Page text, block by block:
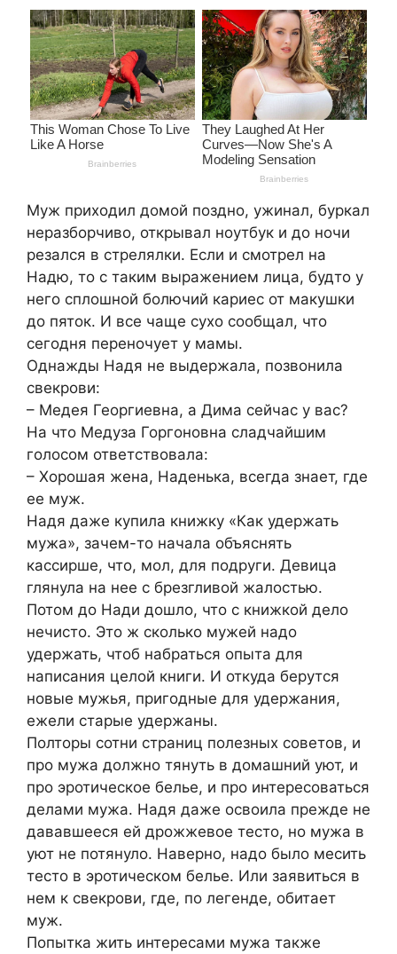
Муж приходил домой поздно, ужинал, буркал
неразборчиво, открывал ноутбук и до ночи
резался в стрелялки. Если и смотрел на
Надю, то с таким выражением лица, будто у
него сплошной болючий кариес от макушки
до пяток. И все чаще сухо сообщал, что
сегодня переночует у мамы.
Однажды Надя не выдержала, позвонила
свекрови:
– Медея Георгиевна, а Дима сейчас у вас?
На что Медуза Горгоновна сладчайшим
голосом ответствовала:
– Хорошая жена, Наденька, всегда знает, где
ее муж.
Надя даже купила книжку «Как удержать
мужа», зачем-то начала объяснять
кассирше, что, мол, для подруги. Девица
глянула на нее с брезгливой жалостью.
Потом до Нади дошло, что с книжкой дело
нечисто. Это ж сколько мужей надо
удержать, чтоб набраться опыта для
написания целой книги. И откуда берутся
новые мужья, пригодные для удержания,
ежели старые удержаны.
Полторы сотни страниц полезных советов, и
про мужа должно тянуть в домашний уют, и
про эротическое белье, и про интересоваться
делами мужа. Надя даже освоила прежде не
дававшееся ей дрожжевое тесто, но мужа в
уют не потянуло. Наверно, надо было месить
тесто в эротическом белье. Или заявиться в
нем к свекрови, где, по легенде, обитает
муж.
Попытка жить интересами мужа также